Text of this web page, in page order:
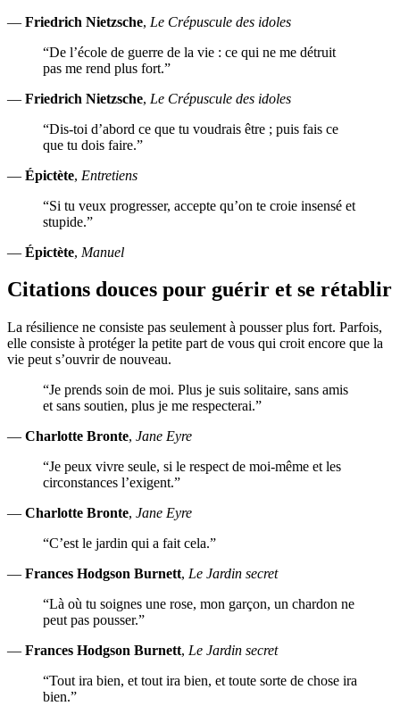
— Friedrich Nietzsche, Le Crépuscule des idoles
“De l’école de guerre de la vie : ce qui ne me détruit
pas me rend plus fort.”
— Friedrich Nietzsche, Le Crépuscule des idoles
“Dis-toi d’abord ce que tu voudrais être ; puis fais ce
que tu dois faire.”
— Épictète, Entretiens
“Si tu veux progresser, accepte qu’on te croie insensé et
stupide.”
— Épictète, Manuel
Citations douces pour guérir et se rétablir
La résilience ne consiste pas seulement à pousser plus fort. Parfois,
elle consiste à protéger la petite part de vous qui croit encore que la
vie peut s’ouvrir de nouveau.
“Je prends soin de moi. Plus je suis solitaire, sans amis
et sans soutien, plus je me respecterai.”
— Charlotte Bronte, Jane Eyre
“Je peux vivre seule, si le respect de moi-même et les
circonstances l’exigent.”
— Charlotte Bronte, Jane Eyre
“C’est le jardin qui a fait cela.”
— Frances Hodgson Burnett, Le Jardin secret
“Là où tu soignes une rose, mon garçon, un chardon ne
peut pas pousser.”
— Frances Hodgson Burnett, Le Jardin secret
“Tout ira bien, et tout ira bien, et toute sorte de chose ira
bien.”